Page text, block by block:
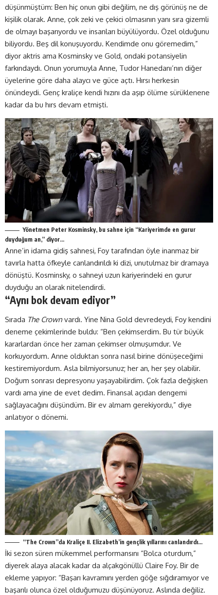
düşünmüştüm: Ben hiç onun gibi değilim, ne dış görünüş ne de
kişilik olarak. Anne, çok zeki ve çekici olmasının yanı sıra gizemli
de olmayı başarıyordu ve insanları büyülüyordu. Özel olduğunu
biliyordu. Beş dil konuşuyordu. Kendimde onu göremedim,”
diyor aktris ama Kosminsky ve Gold, ondaki potansiyelin
farkındaydı. Onun yorumuyla Anne, Tudor Hanedanı’nın diğer
üyelerine göre daha alaycı ve güce açtı. Hırsı herkesin
önündeydi. Genç kraliçe kendi hızını da aşıp ölüme sürüklenene
kadar da bu hırs devam etmişti.
Yönetmen Peter Kosminsky, bu sahne için “Kariyerimde en gurur
duyduğum an,” diyor…
Anne’in idama gidiş sahnesi, Foy tarafından öyle inanmaz bir
tavırla hatta öfkeyle canlandırıldı ki dizi, unutulmaz bir dramaya
dönüştü. Kosminsky, o sahneyi uzun kariyerindeki en gurur
duyduğu an olarak nitelendirdi.
“Aynı bok devam ediyor”
Sırada The Crown vardı. Yine Nina Gold devredeydi, Foy kendini
deneme çekimlerinde buldu: “Ben çekimserdim. Bu tür büyük
kararlardan önce her zaman çekimser olmuşumdur. Ve
korkuyordum. Anne olduktan sonra nasıl birine dönüşeceğimi
kestiremiyordum. Asla bilmiyorsunuz; her an, her şey olabilir.
Doğum sonrası depresyonu yaşayabilirdim. Çok fazla değişken
vardı ama yine de evet dedim. Finansal açıdan dengemi
sağlayacağını düşündüm. Bir ev almam gerekiyordu,” diye
anlatıyor o dönemi.
“The Crown”da Kraliçe II. Elizabeth’in gençlik yıllarını canlandırdı…
İki sezon süren mükemmel performansını “Bolca oturdum,”
diyerek alaya alacak kadar da alçakgönüllü Claire Foy. Bir de
ekleme yapıyor: “Başarı kavramını yerden göğe sığdıramıyor ve
başarılı olunca özel olduğumuzu düşünüyoruz. Aslında değiliz.